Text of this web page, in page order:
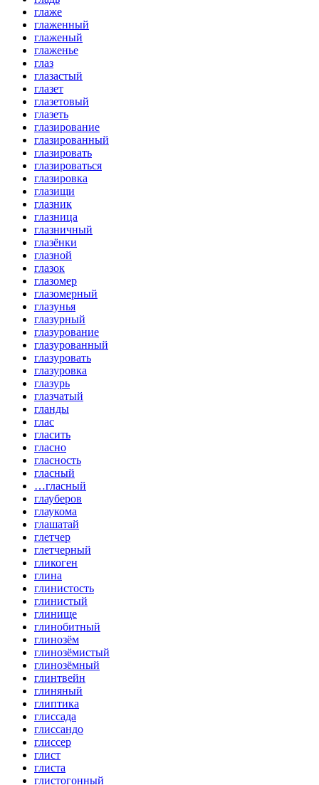
глаже
глаженный
глаженый
глаженье
глаз
глазастый
глазет
глазетовый
глазеть
глазирование
глазированный
глазировать
глазироваться
глазировка
глазищи
глазник
глазница
глазничный
глазёнки
глазной
глазок
глазомер
глазомерный
глазунья
глазурный
глазурование
глазурованный
глазуровать
глазуровка
глазурь
глазчатый
гланды
глас
гласить
гласно
гласность
гласный
…гласный
глауберов
глаукома
глашатай
глетчер
глетчерный
гликоген
глина
глинистость
глинистый
глинище
глинобитный
глинозём
глинозёмистый
глинозёмный
глинтвейн
глиняный
глиптика
глиссада
глиссандо
глиссер
глист
глиста
глистогонный